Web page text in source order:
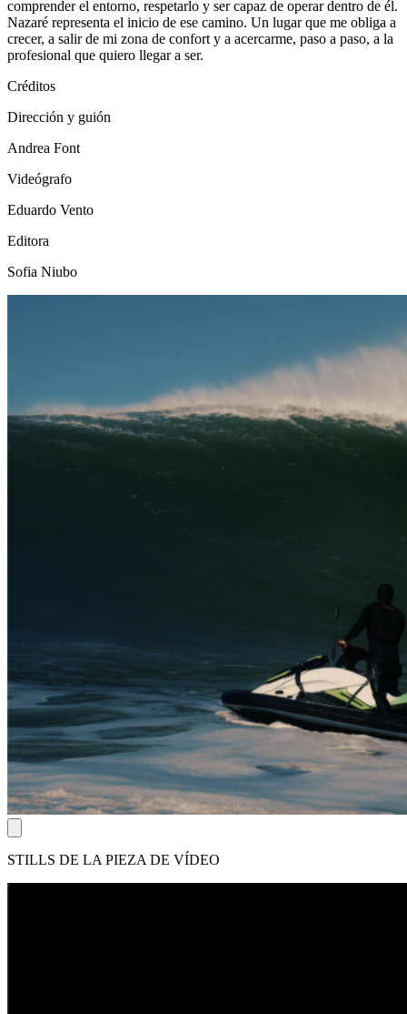
comprender el entorno, respetarlo y ser capaz de operar dentro de él.
Nazaré representa el inicio de ese camino. Un lugar que me obliga a
crecer, a salir de mi zona de confort y a acercarme, paso a paso, a la
profesional que quiero llegar a ser.
Créditos
Dirección y guión
Andrea Font
Videógrafo
Eduardo Vento
Editora
Sofia Niubo
STILLS DE LA PIEZA DE VÍDEO